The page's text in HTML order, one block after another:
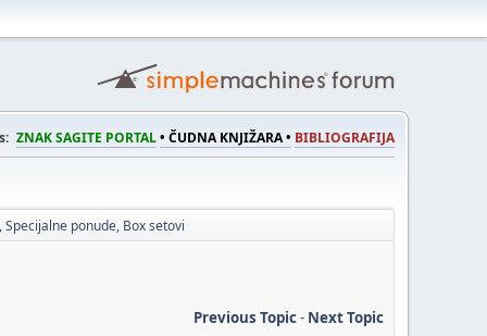
ZNAK SAGITE PORTAL• ČUDNA KNJIŽARA • BIBLIOGRAFIJA
ponude, Box setovi
Previous Topic- Next Topic